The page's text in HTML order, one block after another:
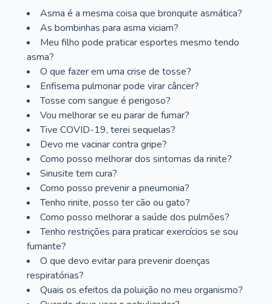
Asma é a mesma coisa que bronquite asmática?
As bombinhas para asma viciam?
Meu filho pode praticar esportes mesmo tendo
asma?
O que fazer em uma crise de tosse?
Enfisema pulmonar pode virar câncer?
Tosse com sangue é perigoso?
Vou melhorar se eu parar de fumar?
Tive COVID-19, terei sequelas?
Devo me vacinar contra gripe?
Como posso melhorar dos sintomas da rinite?
Sinusite tem cura?
Como posso prevenir a pneumonia?
Tenho rinite, posso ter cão ou gato?
Como posso melhorar a saúde dos pulmões?
Tenho restrições para praticar exercícios se sou
fumante?
O que devo evitar para prevenir doenças
respiratórias?
Quais os efeitos da poluição no meu organismo?